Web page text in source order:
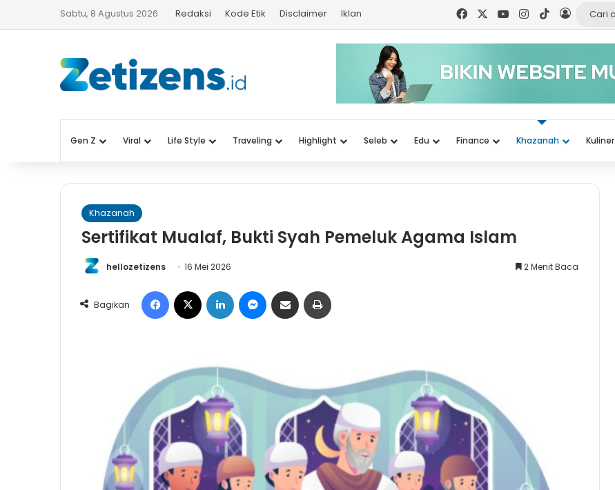
Sabtu, 8 Agustus 2026 Redaksi Kode Etik Disclaimer Iklan FacebookYouTubeInstagram
TikTokLog In
Gen Z Viral Life Style Traveling Highlight Seleb Edu Finance Khazanah Kuliner
Khazanah
Sertifikat Mualaf, Bukti Syah Pemeluk Agama Islam
hellozetizens 16 Mei 2026 2 Menit Baca
Bagikan
Facebook LinkedIn Messenger
Share via Email